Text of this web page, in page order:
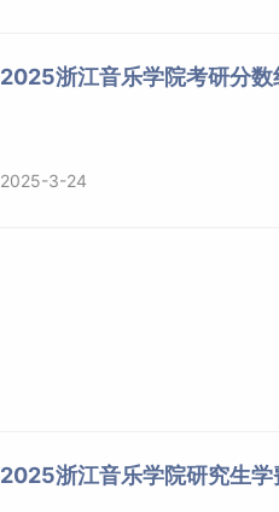
2025浙江音乐学院考研分数
2025-3-24
2025浙江音乐学院研究生